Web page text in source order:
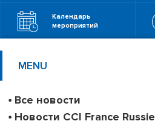
Календарь
мероприятий
MENU
Все новости
Новости CCI France Russie